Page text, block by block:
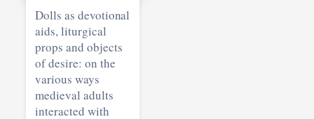
Dolls as devotional
aids, liturgical
props and objects
of desire: on the
various ways
medieval adults
interacted with